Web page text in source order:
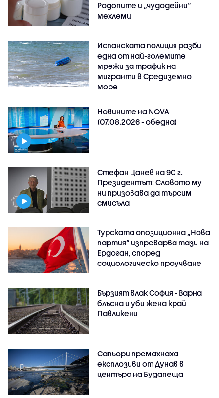
Родопите и „чудодейни“
мехлеми
Испанската полиция разби
една от най-големите
мрежи за трафик на
мигранти в Средиземно
море
Новините на NOVA
(07.08.2026 - обедна)
Стефан Цанев на 90 г.
Президентът: Словото му
ни призовава да търсим
смисъла
Турската опозиционна „Нова
партия“ изпреварва тази на
Ердоган, според
социологическо проучване
Бързият влак София - Варна
блъсна и уби жена край
Павликени
Сапьори премахнаха
експлозиви от Дунав в
центъра на Будапеща